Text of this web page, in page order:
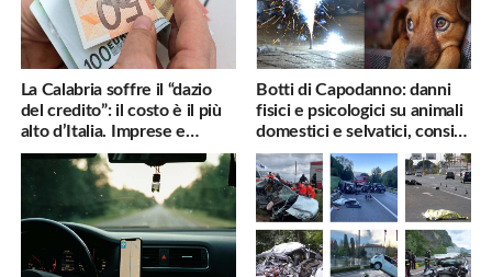
La Calabria soffre il “dazio
del credito”: il costo è il più
alto d’Italia. Imprese e
famiglie penalizzate
Botti di Capodanno: danni
fisici e psicologici su animali
domestici e selvatici, consigli
utili